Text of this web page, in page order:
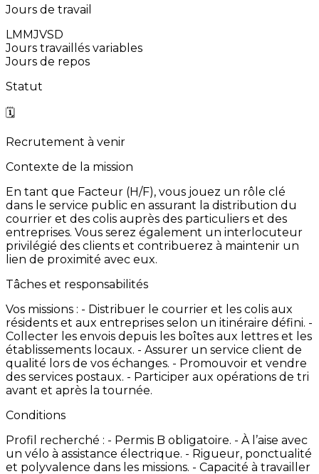
Jours de travail
LMMJVSD
Jours travaillés variables
Jours de repos
Statut
🗓️
Recrutement à venir
Contexte de la mission
En tant que Facteur (H/F), vous jouez un rôle clé
dans le service public en assurant la distribution du
courrier et des colis auprès des particuliers et des
entreprises. Vous serez également un interlocuteur
privilégié des clients et contribuerez à maintenir un
lien de proximité avec eux.
Tâches et responsabilités
Vos missions : - Distribuer le courrier et les colis aux
résidents et aux entreprises selon un itinéraire défini. -
Collecter les envois depuis les boîtes aux lettres et les
établissements locaux. - Assurer un service client de
qualité lors de vos échanges. - Promouvoir et vendre
des services postaux. - Participer aux opérations de tri
avant et après la tournée.
Conditions
Profil recherché : - Permis B obligatoire. - À l’aise avec
un vélo à assistance électrique. - Rigueur, ponctualité
et polyvalence dans les missions. - Capacité à travailler